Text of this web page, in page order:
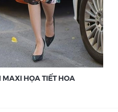
HỌA TIẾT HOA